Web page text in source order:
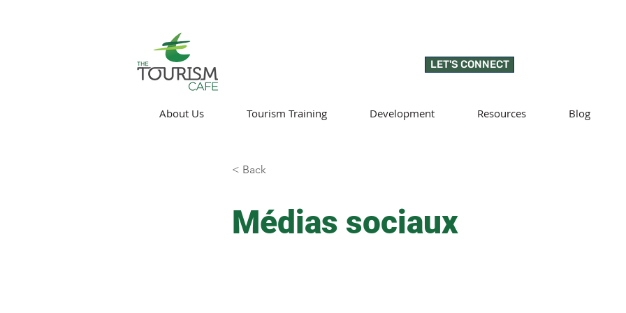
LET'S CONNECT
About Us Tourism Training Development Resources Blog
< Back
Médias sociaux